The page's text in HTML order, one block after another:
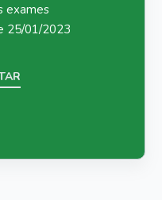
exames
25/01/2023